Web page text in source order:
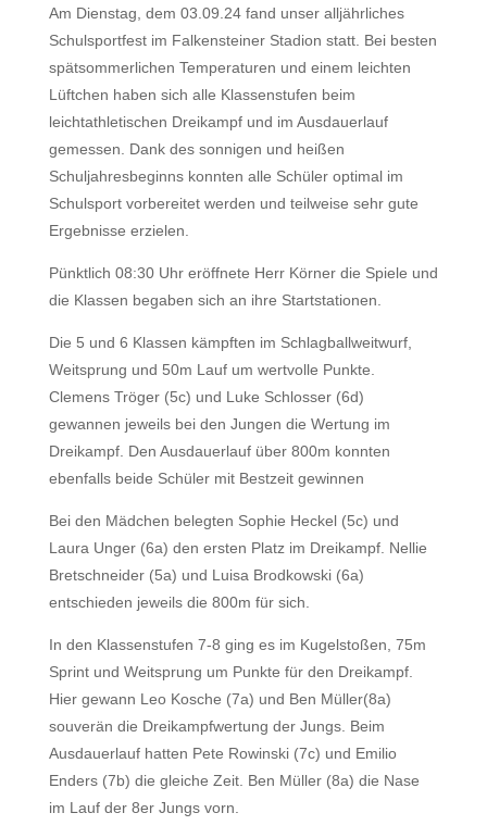
Am Dienstag, dem 03.09.24 fand unser alljährliches
Schulsportfest im Falkensteiner Stadion statt. Bei besten
spätsommerlichen Temperaturen und einem leichten
Lüftchen haben sich alle Klassenstufen beim
leichtathletischen Dreikampf und im Ausdauerlauf
gemessen. Dank des sonnigen und heißen
Schuljahresbeginns konnten alle Schüler optimal im
Schulsport vorbereitet werden und teilweise sehr gute
Ergebnisse erzielen.
Pünktlich 08:30 Uhr eröffnete Herr Körner die Spiele und
die Klassen begaben sich an ihre Startstationen.
Die 5 und 6 Klassen kämpften im Schlagballweitwurf,
Weitsprung und 50m Lauf um wertvolle Punkte.
Clemens Tröger (5c) und Luke Schlosser (6d)
gewannen jeweils bei den Jungen die Wertung im
Dreikampf. Den Ausdauerlauf über 800m konnten
ebenfalls beide Schüler mit Bestzeit gewinnen
Bei den Mädchen belegten Sophie Heckel (5c) und
Laura Unger (6a) den ersten Platz im Dreikampf. Nellie
Bretschneider (5a) und Luisa Brodkowski (6a)
entschieden jeweils die 800m für sich.
In den Klassenstufen 7-8 ging es im Kugelstoßen, 75m
Sprint und Weitsprung um Punkte für den Dreikampf.
Hier gewann Leo Kosche (7a) und Ben Müller(8a)
souverän die Dreikampfwertung der Jungs. Beim
Ausdauerlauf hatten Pete Rowinski (7c) und Emilio
Enders (7b) die gleiche Zeit. Ben Müller (8a) die Nase
im Lauf der 8er Jungs vorn.